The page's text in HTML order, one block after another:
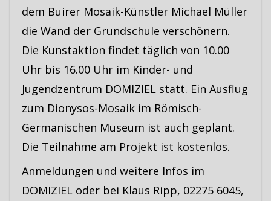
dem Buirer Mosaik-Künstler Michael Müller
die Wand der Grundschule verschönern.
Die Kunstaktion findet täglich von 10.00
Uhr bis 16.00 Uhr im Kinder- und
Jugendzentrum DOMIZIEL statt. Ein Ausflug
zum Dionysos-Mosaik im Römisch-
Germanischen Museum ist auch geplant.
Die Teilnahme am Projekt ist kostenlos.
Anmeldungen und weitere Infos im
DOMIZIEL oder bei Klaus Ripp, 02275 6045,